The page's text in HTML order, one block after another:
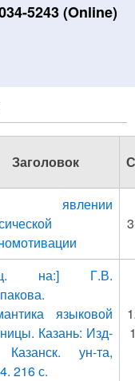
5243 (Online)
Заголовок
на:] Г.В.
языковой
Казань: Изд-
ун-та,
216 с.